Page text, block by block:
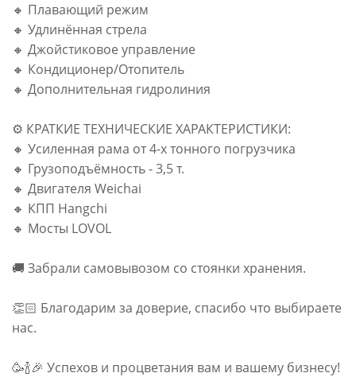
🔸 Плавающий режим
🔸 Удлинённая стрела
🔸 Джойстиковое управление
🔸 Кондиционер/Отопитель
🔸 Дополнительная гидролиния
⚙️ КРАТКИЕ ТЕХНИЧЕСКИЕ ХАРАКТЕРИСТИКИ:
🔸 Усиленная рама от 4-х тонного погрузчика
🔸 Грузоподъёмность - 3,5 т.
🔸 Двигателя Weichai
🔸 КПП Hangchi
🔸 Мосты LOVOL
🚚 Забрали самовывозом со стоянки хранения.
👏🏻 Благодарим за доверие, спасибо что выбираете
нас.
🥳🍾🎉 Успехов и процветания вам и вашему бизнесу!